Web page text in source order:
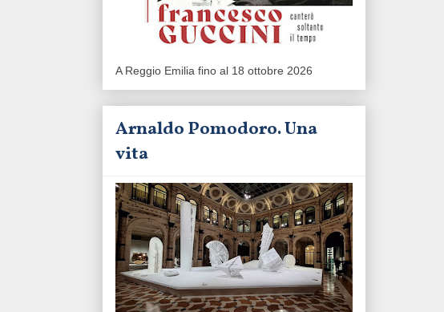
A Reggio Emilia fino al 18 ottobre 2026
Arnaldo Pomodoro. Una
vita